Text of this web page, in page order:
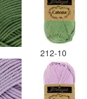
212-10